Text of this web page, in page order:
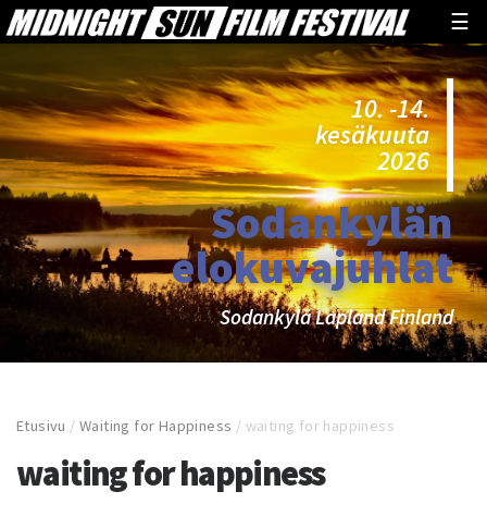
☰
10. -14.
kesäkuuta
2026
Sodankylän
elokuvajuhlat
Sodankylä Lapland Finland
Etusivu /Waiting for Happiness / waiting for happiness
waiting for happiness